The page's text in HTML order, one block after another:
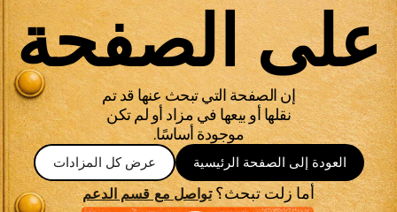
على الصفحة
إن الصفحة التي تبحث عنها قد تم
نقلها أو بيعها في مزاد أو لم تكن
موجودة أساسًا.
العودة إلى الصفحة الرئيسية عرض كل المزادات
أما زلت تبحث؟تواصل مع قسم الدعم